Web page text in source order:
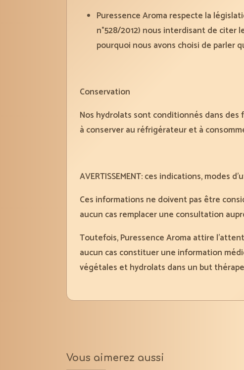
Puressence Aroma respecte la
n°528/2012) nous interdisant de citer
pourquoi nous avons choisi de parler
Conservation
Nos hydrolats sont conditionnés dans
à conserver au réfrigérateur et à
AVERTISSEMENT: ces indications, modes
Ces informations ne doivent pas être
aucun cas remplacer une consultation
Toutefois, Puressence Aroma attire
aucun cas constituer une information
végétales et hydrolats dans un but
Vous aimerez aussi